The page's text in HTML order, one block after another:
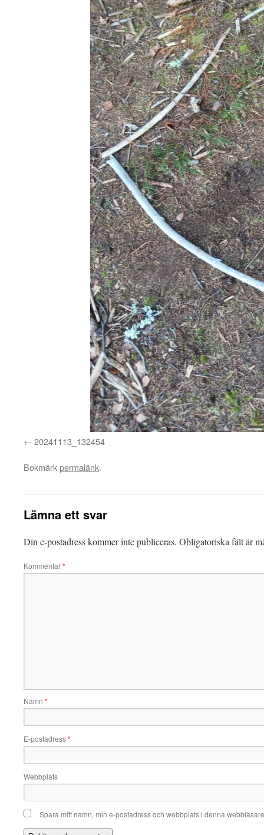
20241113_132454
Bokmärkpermalänk.
Lämna ett svar
Din e-postadress kommer inte publiceras. Obligatoriska fält är
Kommentar*
Namn *
E-postadress*
Webbplats
Spara mitt namn, min e-postadress och webbplats i denna